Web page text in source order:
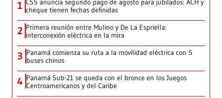
1 CSS anuncia segundo pago de agosto para jubilados: ACH y
cheque tienen fechas definidas
2 Primera reunión entre Mulino y De La Espriella:
interconexión eléctrica en la mira
3 Panamá comienza su ruta a la movilidad eléctrica con 5
buses chinos
4 Panamá Sub-21 se queda con el bronce en los Juegos
Centroamericanos y del Caribe